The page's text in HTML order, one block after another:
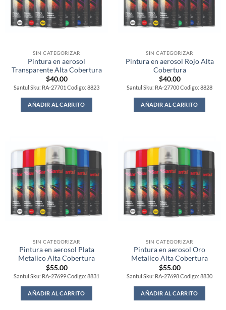
SIN CATEGORIZAR
Pintura en aerosol
Transparente Alta Cobertura
$40.00
Santul Sku: RA-27701 Codigo: 8823
AÑADIR AL CARRITO
SIN CATEGORIZAR
Pintura en aerosol Rojo Alta
Cobertura
$40.00
Santul Sku: RA-27700 Codigo: 8828
AÑADIR AL CARRITO
SIN CATEGORIZAR
Pintura en aerosol Plata
Metalico Alta Cobertura
$55.00
Santul Sku: RA-27699 Codigo: 8831
AÑADIR AL CARRITO
SIN CATEGORIZAR
Pintura en aerosol Oro
Metalico Alta Cobertura
$55.00
Santul Sku: RA-27698 Codigo: 8830
AÑADIR AL CARRITO